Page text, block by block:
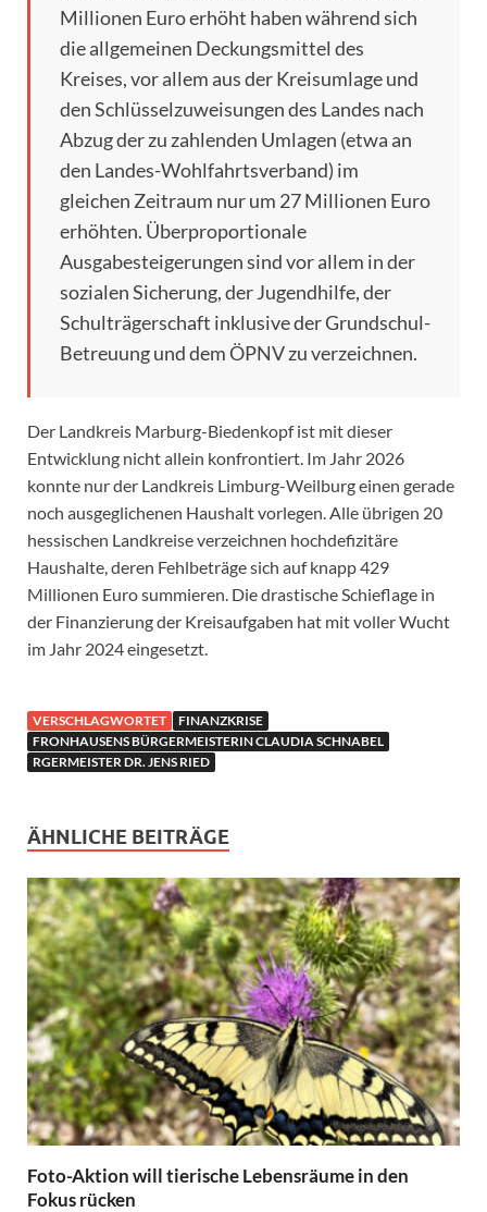
Millionen Euro erhöht haben während sich
die allgemeinen Deckungsmittel des
Kreises, vor allem aus der Kreisumlage und
den Schlüsselzuweisungen des Landes nach
Abzug der zu zahlenden Umlagen (etwa an
den Landes-Wohlfahrtsverband) im
gleichen Zeitraum nur um 27 Millionen Euro
erhöhten. Überproportionale
Ausgabesteigerungen sind vor allem in der
sozialen Sicherung, der Jugendhilfe, der
Schulträgerschaft inklusive der Grundschul-
Betreuung und dem ÖPNV zu verzeichnen.
Der Landkreis Marburg-Biedenkopf ist mit dieser
Entwicklung nicht allein konfrontiert. Im Jahr 2026
konnte nur der Landkreis Limburg-Weilburg einen gerade
noch ausgeglichenen Haushalt vorlegen. Alle übrigen 20
hessischen Landkreise verzeichnen hochdefizitäre
Haushalte, deren Fehlbeträge sich auf knapp 429
Millionen Euro summieren. Die drastische Schieflage in
der Finanzierung der Kreisaufgaben hat mit voller Wucht
im Jahr 2024 eingesetzt.
VERSCHLAGWORTET
FINANZKRISE
FRONHAUSENS BÜRGERMEISTERIN CLAUDIA SCHNABEL
RGERMEISTER DR. JENS RIED
ÄHNLICHE BEITRÄGE
Foto-Aktion will tierische Lebensräume in den
Fokus rücken